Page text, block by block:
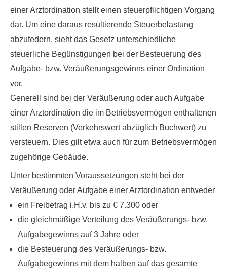
einer Arztordination stellt einen steuerpflichtigen Vorgang
dar. Um eine daraus resultierende Steuerbelastung
abzufedern, sieht das Gesetz unterschiedliche
steuerliche Begünstigungen bei der Besteuerung des
Aufgabe- bzw. Veräußerungsgewinns einer Ordination
vor.
Generell sind bei der Veräußerung oder auch Aufgabe
einer Arztordination die im Betriebsvermögen enthaltenen
stillen Reserven (Verkehrswert abzüglich Buchwert) zu
versteuern. Dies gilt etwa auch für zum Betriebsvermögen
zugehörige Gebäude.
Unter bestimmten Voraussetzungen steht bei der
Veräußerung oder Aufgabe einer Arztordination entweder
ein Freibetrag i.H.v. bis zu € 7.300 oder
die gleichmäßige Verteilung des Veräußerungs- bzw.
Aufgabegewinns auf 3 Jahre oder
die Besteuerung des Veräußerungs- bzw.
Aufgabegewinns mit dem halben auf das gesamte